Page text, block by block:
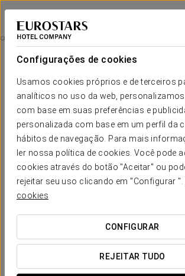
Configurações de cookies
Usamos cookies próprios e de terceiros
analíticos no uso da web,
com base em suas preferências e
personalizada com base em um perfil da
hábitos de navegação. Para mais
ler nossa política de cookies. Você pode
cookies através do botão "Aceitar" ou
rejeitar seu uso clicando em "Configurar ".
cookies
CONFIGURAR
REJEITAR TUDO
Eurostars Winter Haven
MIAMI BEACH
Restauração